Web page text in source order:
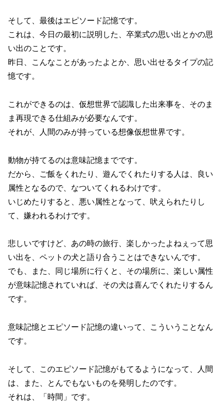
そして、最後はエピソード記憶です。
これは、今日の最初に説明した、卒業式の思い出とかの思
い出のことです。
昨日、こんなことがあったよとか、思い出せるタイプの記
憶です。
これができるのは、仮想世界で認識した出来事を、そのま
ま再現できる仕組みが必要なんです。
それが、人間のみが持っている想像仮想世界です。
動物が持てるのは意味記憶までです。
だから、ご飯をくれたり、遊んでくれたりする人は、良い
属性となるので、なついてくれるわけです。
いじめたりすると、悪い属性となって、吠えられたりし
て、嫌われるわけです。
悲しいですけど、あの時の旅行、楽しかったよねぇって思
い出を、ペットの犬と語り合うことはできないんです。
でも、また、同じ場所に行くと、その場所に、楽しい属性
が意味記憶されていれば、その犬は喜んでくれたりするん
です。
意味記憶とエピソード記憶の違いって、こういうことなん
です。
そして、このエピソード記憶がもてるようになって、人間
は、また、とんでもないものを発明したのです。
それは、「時間」です。